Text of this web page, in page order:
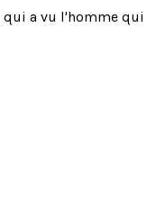
a vu l'homme qui